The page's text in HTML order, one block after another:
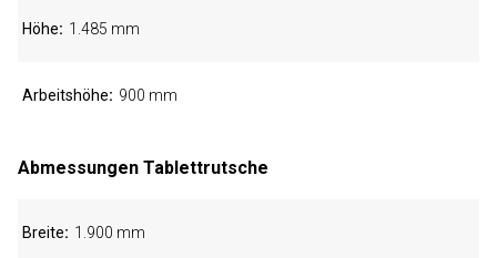
Höhe 1.485 mm
Arbeitshöhe 900 mm
Abmessungen Tablettrutsche
Breite 1.900 mm